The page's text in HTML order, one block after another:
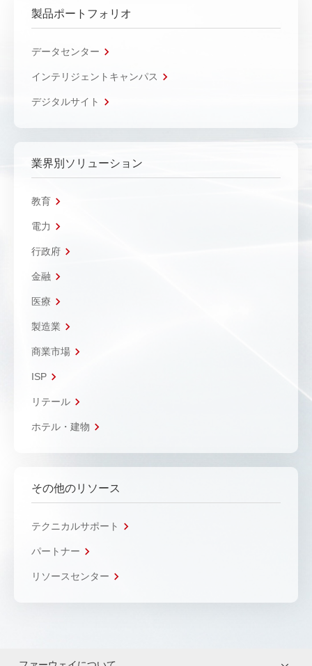
製品ポートフォリオ
データセンター
インテリジェントキャンパス
デジタルサイト
業界別ソリューション
教育
電力
行政府
金融
医療
製造業
商業市場
ISP
リテール
ホテル・建物
その他のリソース
テクニカルサポート
パートナー
リソースセンター